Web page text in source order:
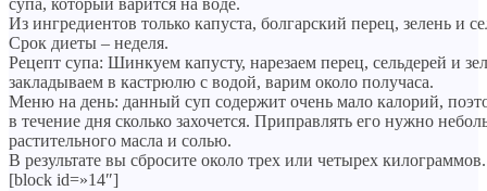
супа, который варится на воде.
Из ингредиентов только капуста, болгарский перец, зелень и
Срок диеты – неделя.
Рецепт супа: Шинкуем капусту, нарезаем перец, сельдерей и
закладываем в кастрюлю с водой, варим около получаса.
Меню на день: данный суп содержит очень мало калорий,
в течение дня сколько захочется. Приправлять его нужно
растительного масла и солью.
В результате вы сбросите около трех или четырех килограммов.
[block id=»14″]